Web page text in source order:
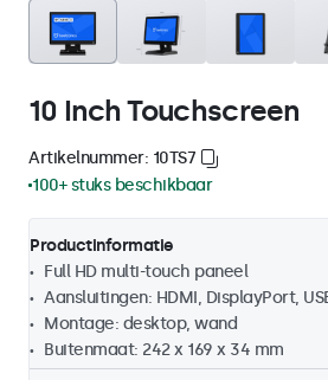
10 Inch Touchscreen
Artikelnummer: 10TS7
100+ stuks beschikbaar
Productinformatie
Full HD multi-touch paneel
Aansluitingen: HDMI, DisplayPort,
Montage: desktop, wand
Buitenmaat: 242 x 169 x 34 mm